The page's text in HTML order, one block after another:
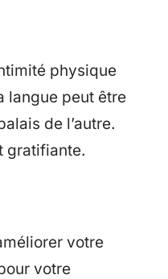
physique
langue peut être
de l’autre.
gratifiante.
votre
votre